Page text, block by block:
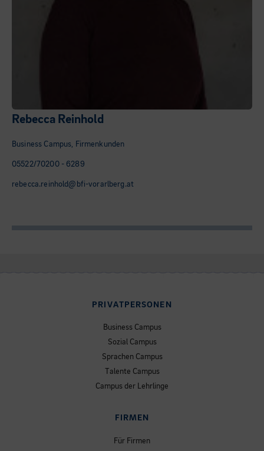
Rebecca Reinhold
Business Campus, Firmenkunden
05522/70200 - 6289
rebecca.reinhold@bfi-vorarlberg.at
PRIVATPERSONEN
Business Campus
Sozial Campus
Sprachen Campus
Talente Campus
Campus der Lehrlinge
FIRMEN
Für Firmen